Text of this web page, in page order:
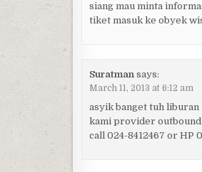
siang mau minta
tiket masuk ke obyek
Suratman says:
March 11, 2013 at 6:12 am
asyik banget tuh liburan
kami provider outbound
call 024-8412467 or HP